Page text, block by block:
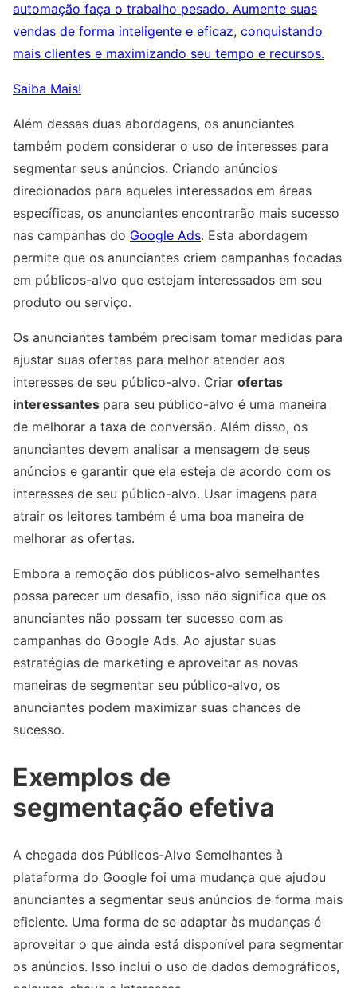
automação faça o trabalho pesado. Aumente suas
vendas de forma inteligente e eficaz, conquistando
mais clientes e maximizando seu tempo e recursos.
Saiba Mais!
Além dessas duas abordagens, os anunciantes
também podem considerar o uso de interesses para
segmentar seus anúncios. Criando anúncios
direcionados para aqueles interessados em áreas
específicas, os anunciantes encontrarão mais sucesso
nas campanhas do Google Ads. Esta abordagem
permite que os anunciantes criem campanhas focadas
em públicos-alvo que estejam interessados em seu
produto ou serviço.
Os anunciantes também precisam tomar medidas para
ajustar suas ofertas para melhor atender aos
interesses de seu público-alvo. Criar ofertas
interessantes para seu público-alvo é uma maneira
de melhorar a taxa de conversão. Além disso, os
anunciantes devem analisar a mensagem de seus
anúncios e garantir que ela esteja de acordo com os
interesses de seu público-alvo. Usar imagens para
atrair os leitores também é uma boa maneira de
melhorar as ofertas.
Embora a remoção dos públicos-alvo semelhantes
possa parecer um desafio, isso não significa que os
anunciantes não possam ter sucesso com as
campanhas do Google Ads. Ao ajustar suas
estratégias de marketing e aproveitar as novas
maneiras de segmentar seu público-alvo, os
anunciantes podem maximizar suas chances de
sucesso.
Exemplos de
segmentação efetiva
A chegada dos Públicos-Alvo Semelhantes à
plataforma do Google foi uma mudança que ajudou
anunciantes a segmentar seus anúncios de forma mais
eficiente. Uma forma de se adaptar às mudanças é
aproveitar o que ainda está disponível para segmentar
os anúncios. Isso inclui o uso de dados demográficos,